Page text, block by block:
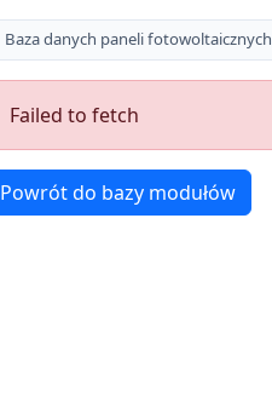
Baza danych paneli fotowoltaicznych
Failed to fetch
Powrót do bazy modułów